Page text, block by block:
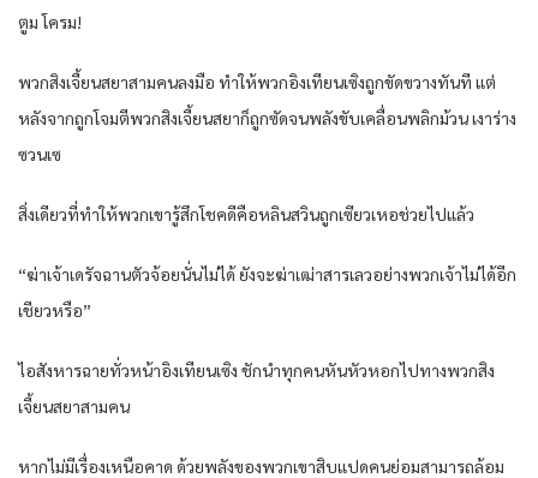
ตูม โครม!
พวกสิงเจี้ยนสยาสามคนลงมือ ทำให้พวกอิงเทียนเซิงถูกขัดขวางทันที แต่
หลังจากถูกโจมตีพวกสิงเจี้ยนสยาก็ถูกซัดจนพลังขับเคลื่อนพลิกม้วน เงาร่าง
ซวนเซ
สิ่งเดียวที่ทำให้พวกเขารู้สึกโชคดีคือหลินสวินถูกเซียวเหอช่วยไปแล้ว
“ฆ่าเจ้าเดรัจฉานตัวจ้อยนั่นไม่ได้ ยังจะฆ่าเฒ่าสารเลวอย่างพวกเจ้าไม่ได้อีก
เชียวหรือ”
ไอสังหารฉายทั่วหน้าอิงเทียนเซิง ชักนำทุกคนหันหัวหอกไปทางพวกสิง
เจี้ยนสยาสามคน
หากไม่มีเรื่องเหนือคาด ด้วยพลังของพวกเขาสิบแปดคนย่อมสามารถล้อม